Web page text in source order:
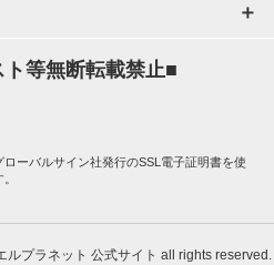
等無断転載禁止■
ローバルサイン社発行のSSL電子証明書を使
プラネット 公式サイト all rights reserved.